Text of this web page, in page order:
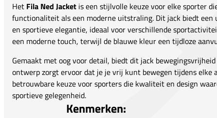
Het Fila Ned Jacket is een stijlvolle keuze voor elke sporter
functionaliteit als een moderne uitstraling. Dit jack biedt
en sportieve elegantie, ideaal voor verschillende
een moderne touch, terwijl de blauwe kleur een tijdloze
Gemaakt met oog voor detail, biedt dit jack
ontwerp zorgt ervoor dat je je vrij kunt bewegen tijdens elke
betrouwbare keuze voor sporters die kwaliteit en design
sportieve gelegenheid.
Kenmerken: